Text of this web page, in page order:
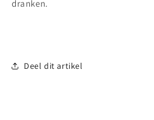
dranken.
Deel dit artikel